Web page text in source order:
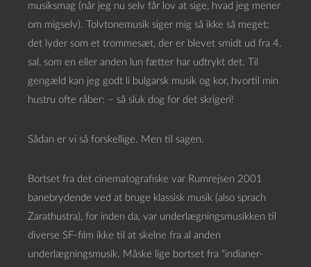
musiksmag (når jeg nu selv får lov at sige, hvad jeg mener
om migselv). Tolvtonemusik siger mig så ikke så meget;
det lyder som et trommesæt, der er blevet smidt ud fra 4.
sal, som en eller anden lun fætter har udtrykt det. Til
gengæld kan jeg godt li bulgarsk musik og kor, hvortil min
hustru ofte råber: – så sluk dog for det skrigeri!
Sådan er vi så forskellige. Men til sagen.
Bortset fra det cinematografiske var Rumrejsen 2001
banebrydende ved at bruge klassisk musik (also sprach
Zarathustra), for inden da, var underlægningsmusikken til
diverse SF-film ikke til at skelne fra al anden
underlægningsmusik. Måske lige bortset fra “indianer-